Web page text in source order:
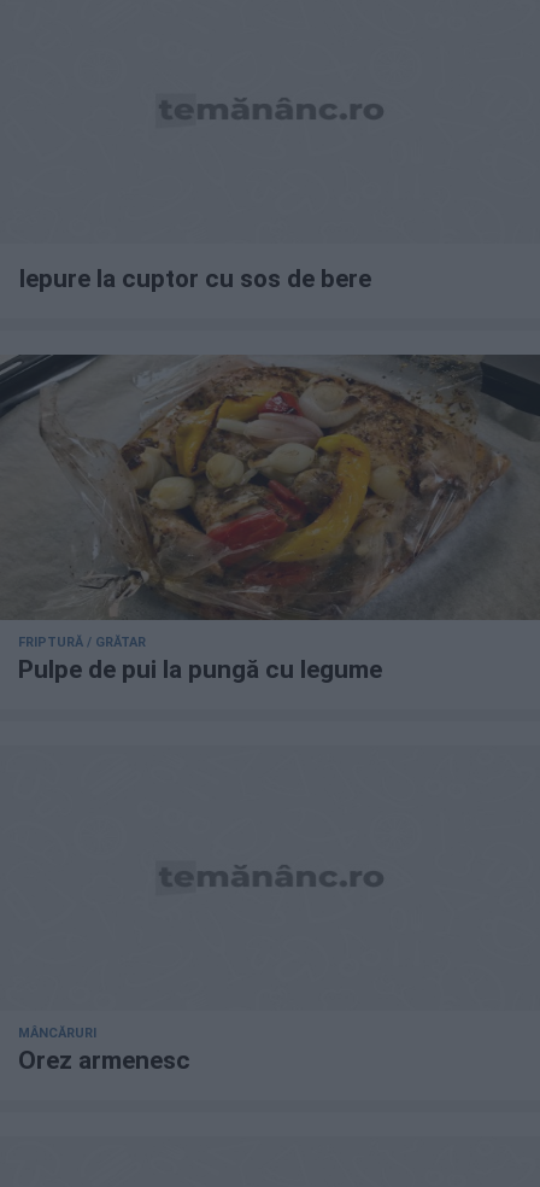
Iepure la cuptor cu sos de bere
FRIPTURĂ / GRĂTAR
Pulpe de pui la pungă cu legume
MÂNCĂRURI
Orez armenesc